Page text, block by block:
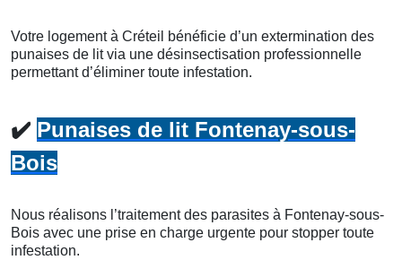
Votre logement à Créteil bénéficie d’un extermination des
punaises de lit via une désinsectisation professionnelle
permettant d’éliminer toute infestation.
✔️ Punaises de lit Fontenay-sous-
Bois
Nous réalisons l’traitement des parasites à Fontenay-sous-
Bois avec une prise en charge urgente pour stopper toute
infestation.